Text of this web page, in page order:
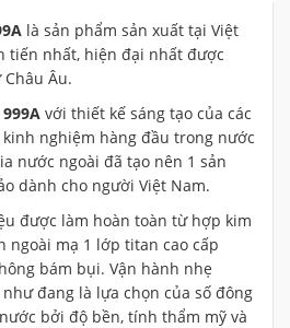
là sản phẩm sản xuất tại Việt
tiến nhất, hiện đại nhất được
Âu.
999A với thiết kế sáng tạo của các
nghiệm hàng đầu trong nước
nước ngoài đã tạo nên 1 sản
dành cho người Việt Nam.
được làm hoàn toàn từ hợp kim
ngoài mạ 1 lớp titan cao cấp
bám bụi. Vận hành nhẹ
đang là lựa chọn của số đông
bởi độ bền, tính thẩm mỹ và